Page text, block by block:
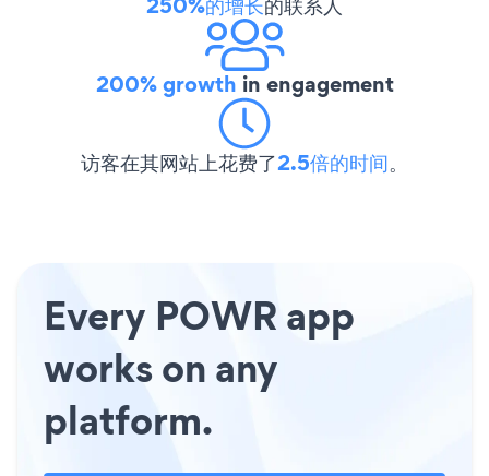
200% growth in engagement
访客在其网站上花费了2.5倍的时间。
Every POWR app
works on any
platform.